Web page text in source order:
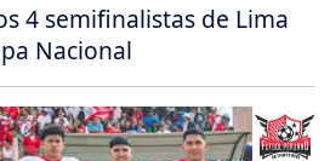
4 semifinalistas de Lima
Nacional